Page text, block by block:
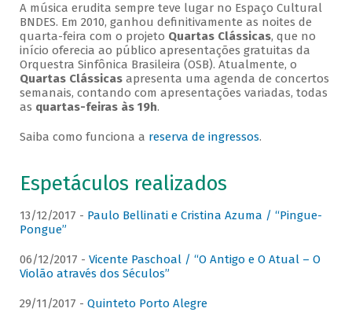
A música erudita sempre teve lugar no Espaço Cultural
BNDES. Em 2010, ganhou definitivamente as noites de
quarta-feira com o projeto Quartas Clássicas, que no
início oferecia ao público apresentações gratuitas da
Orquestra Sinfônica Brasileira (OSB). Atualmente, o
Quartas Clássicasapresenta uma agenda de concertos
semanais, contando com apresentações variadas, todas
as quartas-feiras às 19h.
Saiba como funciona a reserva de ingressos.
Espetáculos realizados
13/12/2017 - Paulo Bellinati e Cristina Azuma / “Pingue-
Pongue”
06/12/2017 - Vicente Paschoal / “O Antigo e O Atual – O
Violão através dos Séculos”
29/11/2017 - Quinteto Porto Alegre